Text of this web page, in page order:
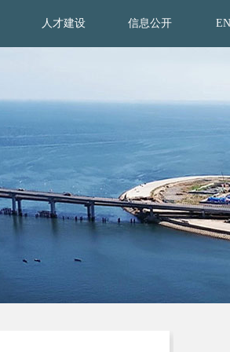
人才建设 信息公开 EN